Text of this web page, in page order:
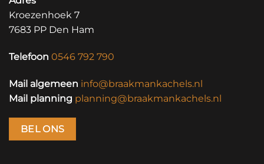
Kroezenhoek 7
7683 PP Den Ham
Telefoon 0546 792 790
Mail algemeen info@braakmankachels.nl
Mail planning planning@braakmankachels.nl
BEL ONS